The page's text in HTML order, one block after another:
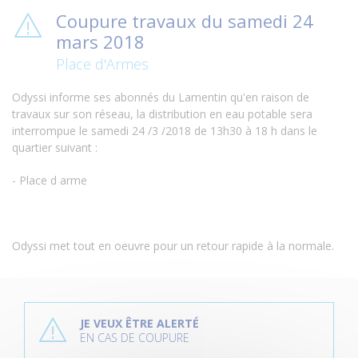
Coupure travaux du samedi 24
mars 2018
Place d'Armes
Odyssi informe ses abonnés du Lamentin qu'en raison de
travaux sur son réseau, la distribution en eau potable sera
interrompue le samedi 24 /3 /2018 de 13h30 à 18 h dans le
quartier suivant :
- Place d arme
Odyssi met tout en oeuvre pour un retour rapide à la normale.
P
JE VEUX ÊTRE ALERTÉ
EN CAS DE COUPURE